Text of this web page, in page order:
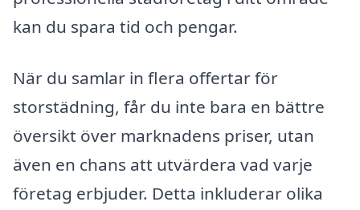
kan du spara tid och pengar.
När du samlar in flera offertar för
storstädning, får du inte bara en bättre
översikt över marknadens priser, utan
även en chans att utvärdera vad varje
företag erbjuder. Detta inkluderar olika